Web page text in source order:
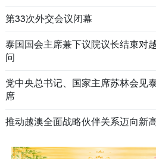
第33次外交会议闭幕
泰国国会主席兼下议院议长结束对
问
党中央总书记、国家主席苏林会见
席
推动越澳全面战略伙伴关系迈向新